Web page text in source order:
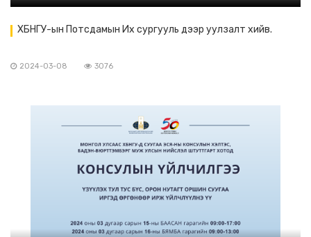
ХБНГУ-ын Потсдамын Их сургууль дээр уулзалт хийв.
2024-03-08 3076